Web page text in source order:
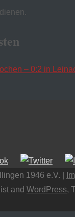
– 0:2 in
1946 e.V. |
and WordPress,